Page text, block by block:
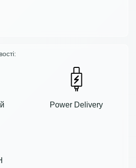
Power Delivery